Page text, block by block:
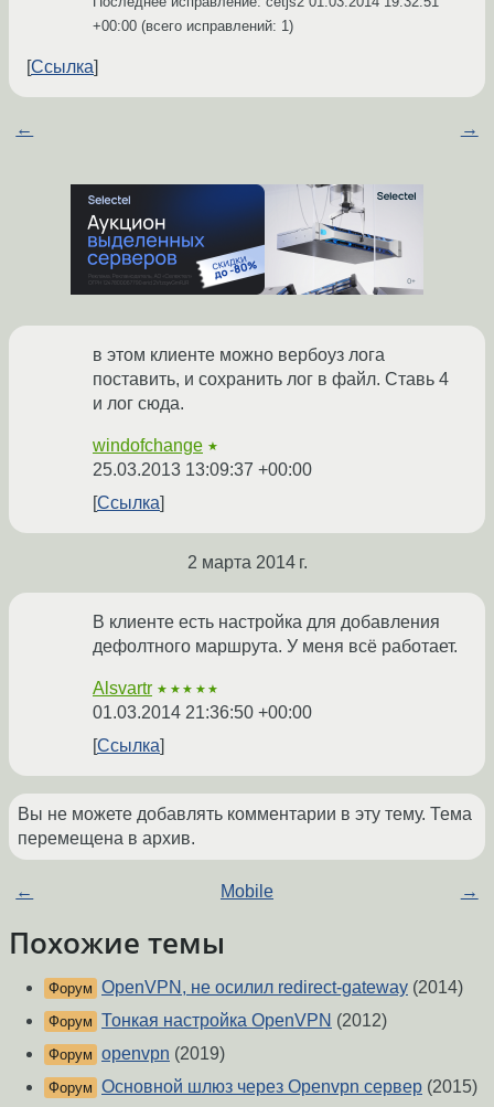
+00:00 (всего исправлений: 1)
Ссылка
← →
в этом клиенте можно вербоуз лога
поставить, и сохранить лог в файл. Ставь 4
и лог сюда.
windofchange ★
25.03.2013 13:09:37 +00:00
Ссылка
2 марта 2014 г.
В клиенте есть настройка для добавления
дефолтного маршрута. У меня всё работает.
Alsvartr ★★★★★
01.03.2014 21:36:50 +00:00
Ссылка
Вы не можете добавлять комментарии в эту тему. Тема
перемещена в архив.
← Mobile →
Похожие темы
Форум OpenVPN, не осилил redirect-gateway (2014)
Форум Тонкая настройка OpenVPN (2012)
Форум openvpn (2019)
Форум Основной шлюз через Openvpn сервер (2015)